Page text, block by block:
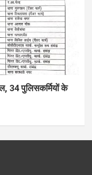
34 पुलिसकर्मियों के